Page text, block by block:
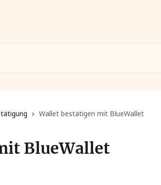
Wallet bestätigen mit BlueWallet
BlueWallet